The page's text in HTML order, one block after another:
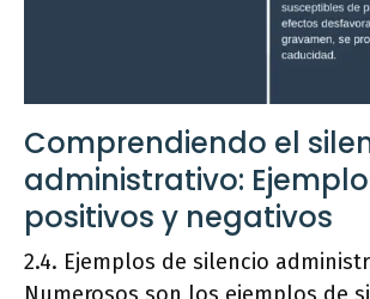
Comprendiendo el
administrativo:
positivos y negativos
2.4. Ejemplos de silencio